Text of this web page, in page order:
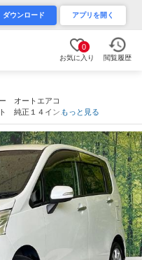
ダウンロード アプリを開く
0
お気に入り 閲覧履歴
オートエアコ
純正１４インチ
ボディ（愛知
もっと見る